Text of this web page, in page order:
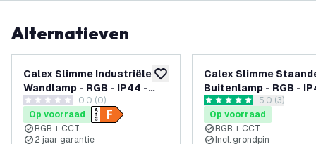
Alternatieven
toevoegen aan verlanglijst
Calex Slimme Industriële
Wandlamp - RGB - IP44 -
Smart tuinverlichting
0 score sterren0.0 (0)
Op voorraad
RGB + CCT
2 jaar garantie
Calex Slimme
Buitenlamp - RGB -
Smart paalverlichting
reviews
5 score sterren5.0 (3)
Op voorraad
RGB + CCT
Incl. grondpin